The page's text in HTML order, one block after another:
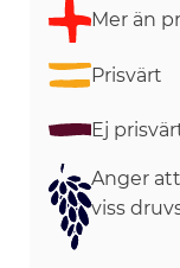
Mer än
Prisvärt
Ej
Anger
viss